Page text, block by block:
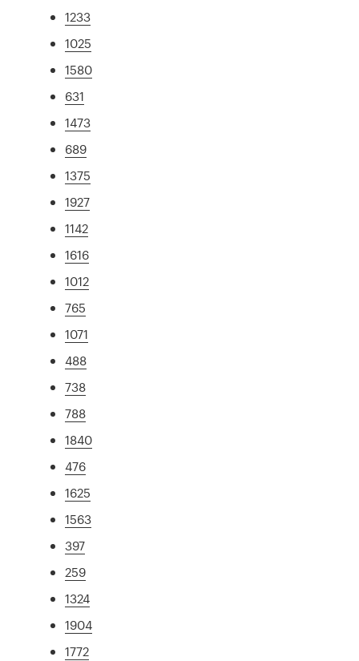
1233
1025
1580
631
1473
689
1375
1927
1142
1616
1012
765
1071
488
738
788
1840
476
1625
1563
397
259
1324
1904
1772